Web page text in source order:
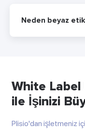
Neden beyaz
White
ile İşinizi
Plisio'dan işletmeniz